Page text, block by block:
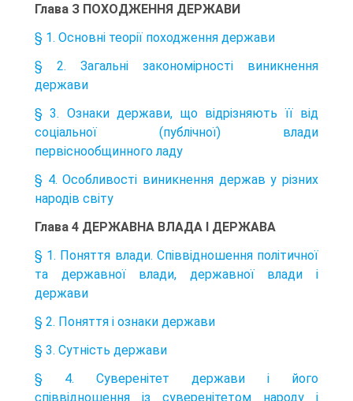
Глава З ПОХОДЖЕННЯ ДЕРЖАВИ
§ 1. Основні теорії походження держави
§ 2. Загальні закономірності виникнення
держави
§ 3. Ознаки держави, що відрізняють її від
соціальної (публічної) влади
первіснообщинного ладу
§ 4. Особливості виникнення держав у різних
народів світу
Глава 4 ДЕРЖАВНА ВЛАДА І ДЕРЖАВА
§ 1. Поняття влади. Співвідношення політичної
та державної влади, державної влади і
держави
§ 2. Поняття і ознаки держави
§ 3. Сутність держави
§ 4. Суверенітет держави і його
співвідношення із суверенітетом народу і